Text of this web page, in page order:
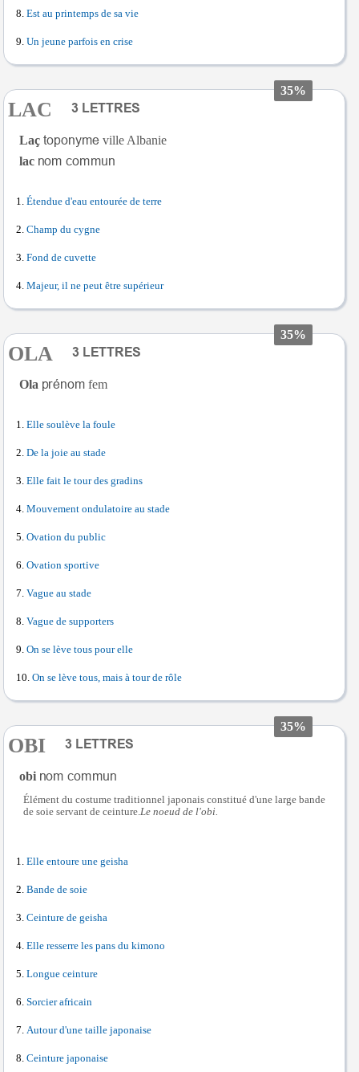
Est au printemps de sa vie
Un jeune parfois en crise
35%
LAC
Laç
ville Albanie
lac
Étendue d'eau entourée de terre
Champ du cygne
Fond de cuvette
Majeur, il ne peut être supérieur
35%
OLA
Ola fem
Elle soulève la foule
De la joie au stade
Elle fait le tour des gradins
Mouvement ondulatoire au stade
Ovation du public
Ovation sportive
Vague au stade
Vague de supporters
On se lève tous pour elle
On se lève tous, mais à tour de rôle
35%
OBI
obi
Élément du costume traditionnel japonais constitué d'une large bande
de soie servant de ceinture. Le noeud de l'obi.
Elle entoure une geisha
Bande de soie
Ceinture de geisha
Elle resserre les pans du kimono
Longue ceinture
Sorcier africain
Autour d'une taille japonaise
Ceinture japonaise